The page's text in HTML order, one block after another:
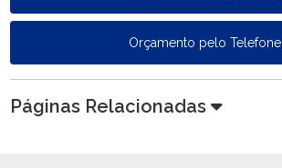
Orçamento pelo Telefone
Páginas Relacionadas